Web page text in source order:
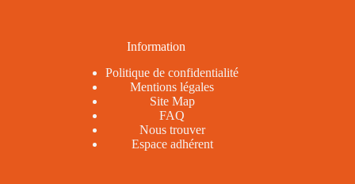
Information
Politique de confidentialité
Mentions légales
Site Map
FAQ
Nous trouver
Espace adhérent